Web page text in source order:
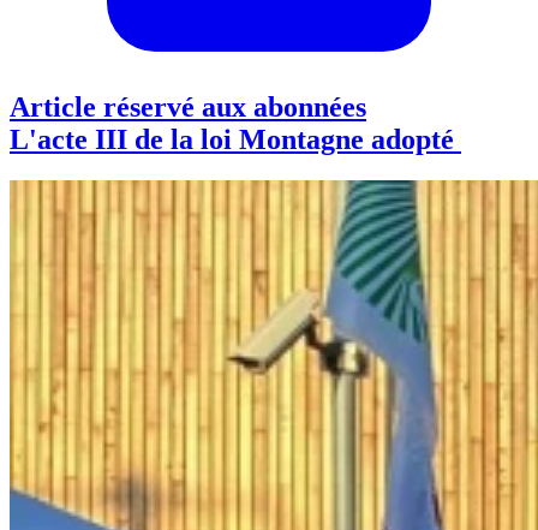
Article réservé aux abonnées
L'acte III de la loi Montagne adopté